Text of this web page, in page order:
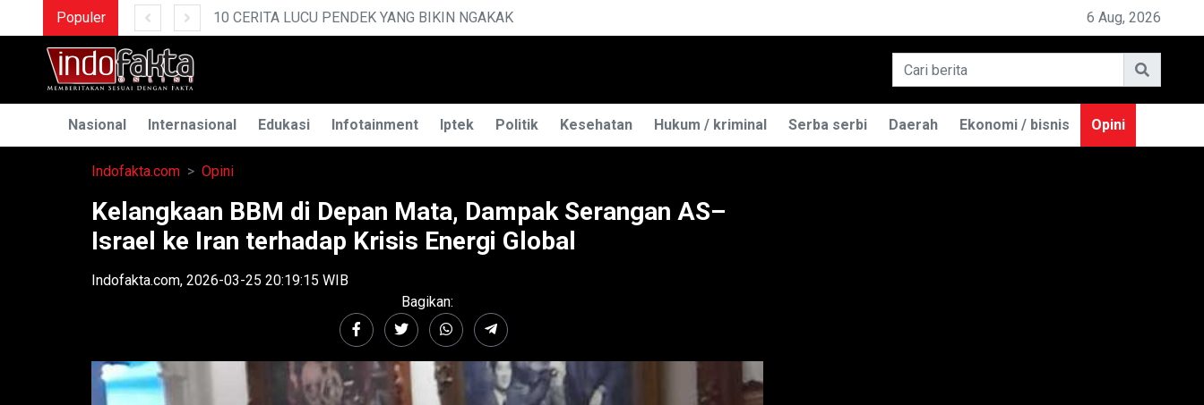
Populer
NGAKAK MENGUAK RAHASIA ILMU TELEPATI PEMILIK BASO ENGGAL MALANG DIGUGAT
6 Aug, 2026
Nasional Internasional Edukasi Infotainment Iptek Politik Kesehatan Hukum / kriminal Serba serbi Daerah Ekonomi / bisnis Opini
Indofakta.com Opini
Kelangkaan BBM di Depan Mata, Dampak Serangan AS–
Israel ke Iran terhadap Krisis Energi Global
Indofakta.com, 2026-03-25 20:19:15 WIB
Bagikan: